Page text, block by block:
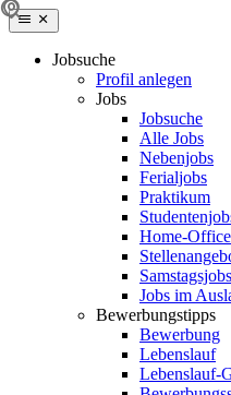
Jobsuche
Profil anlegen
Jobs
Jobsuche
Alle Jobs
Nebenjobs
Ferialjobs
Praktikum
Home-
Samstagsjobs
Jobs im
Bewerbungstipps
Bewerbung
Lebenslauf
Lebenslauf-